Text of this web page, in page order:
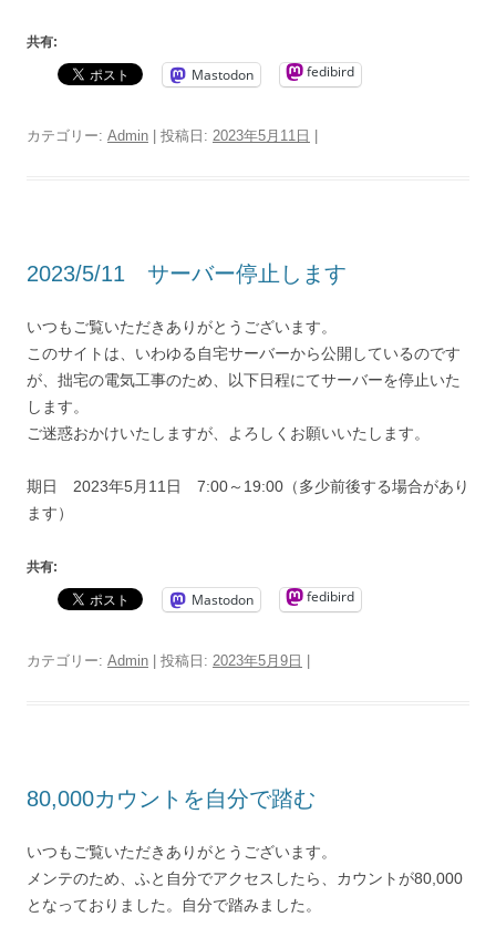
共有:
Mastodon fedibird
カテゴリー: Admin | 投稿日: 2023年5月11日 |
2023/5/11 サーバー停止します
いつもご覧いただきありがとうございます。
このサイトは、いわゆる自宅サーバーから公開しているのです
が、拙宅の電気工事のため、以下日程にてサーバーを停止いた
します。
ご迷惑おかけいたしますが、よろしくお願いいたします。
期日 2023年5月11日 7:00～19:00（多少前後する場合があり
ます）
共有:
Mastodon fedibird
カテゴリー: Admin | 投稿日: 2023年5月9日 |
80,000カウントを自分で踏む
いつもご覧いただきありがとうございます。
メンテのため、ふと自分でアクセスしたら、カウントが80,000
となっておりました。自分で踏みました。